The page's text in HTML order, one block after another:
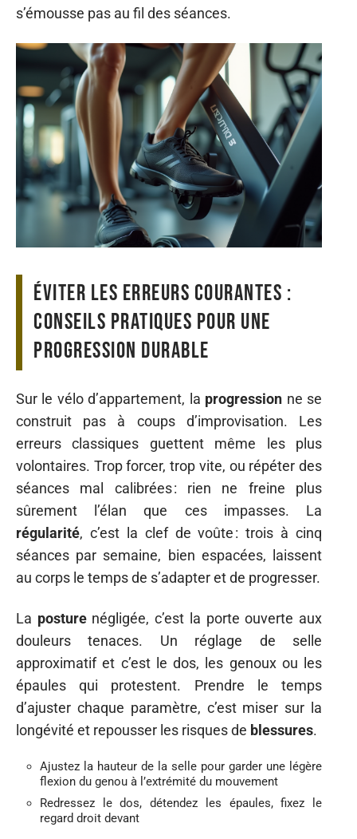
s’émousse pas au fil des séances.
Éviter les erreurs courantes :
conseils pratiques pour une
progression durable
Sur le vélo d’appartement, la progression ne se
construit pas à coups d’improvisation. Les
erreurs classiques guettent même les plus
volontaires. Trop forcer, trop vite, ou répéter des
séances mal calibrées : rien ne freine plus
sûrement l’élan que ces impasses. La
régularité, c’est la clef de voûte : trois à cinq
séances par semaine, bien espacées, laissent
au corps le temps de s’adapter et de progresser.
La posturenégligée, c’est la porte ouverte aux
douleurs tenaces. Un réglage de selle
approximatif et c’est le dos, les genoux ou les
épaules qui protestent. Prendre le temps
d’ajuster chaque paramètre, c’est miser sur la
longévité et repousser les risques de blessures.
Ajustez la hauteur de la selle pour garder une légère
flexion du genou à l’extrémité du mouvement
Redressez le dos, détendez les épaules, fixez le
regard droit devant